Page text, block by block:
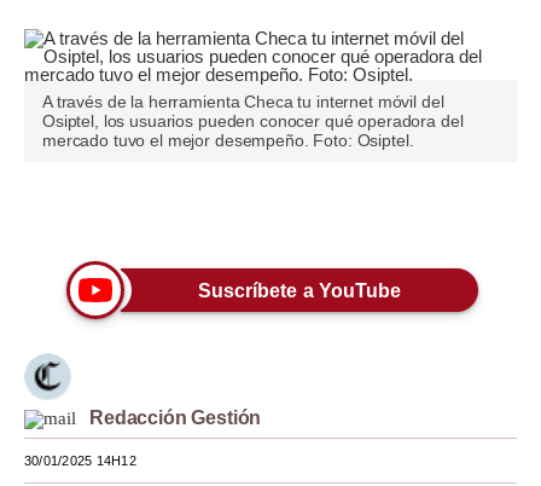
Opinión
Editorial
Pregunta de hoy
Lujo
Moda
Estilos
A través de la herramienta Checa tu internet móvil del
Osiptel, los usuarios pueden conocer qué operadora del
mercado tuvo el mejor desempeño. Foto: Osiptel.
Suscríbete a YouTube
Redacción Gestión
30/01/2025 14H12